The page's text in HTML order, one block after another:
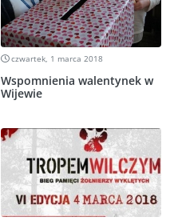
czwartek, 1 marca 2018
Wspomnienia walentynek w
Wijewie